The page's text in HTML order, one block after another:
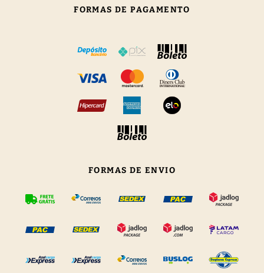
FORMAS DE PAGAMENTO
FORMAS DE ENVIO